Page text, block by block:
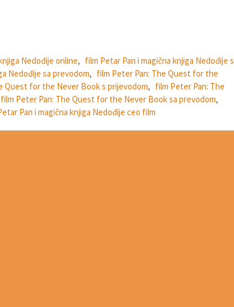
Nedođije online, film Petar Pan i magična knjiga Nedođije s
Nedođije sa prevodom, film Peter Pan: The Quest for the
Quest for the Never Book s prijevodom, film Peter Pan: The
film Peter Pan: The Quest for the Never Book sa prevodom,
Pan i magična knjiga Nedođije ceo film